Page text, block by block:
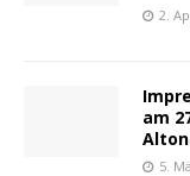
2.
am
5.